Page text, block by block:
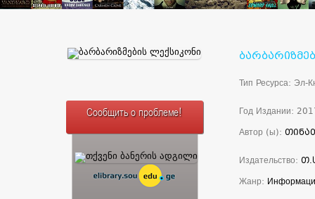
Сообщить о проблеме!
Тип Ресурса: Эл-
Год Издании:
Автор (ы):
Издательство:
Жанр: